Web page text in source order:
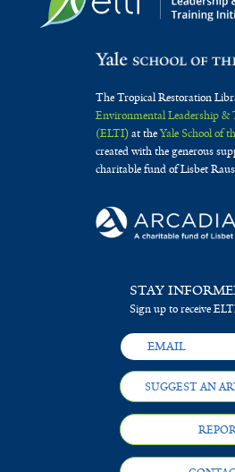
The Tropical Restoration
Environmental Leadership
(ELTI)at theYale School of
created with the generous
charitable fund of Lisbet
STAY
Sign up to receive
SUGGEST AN